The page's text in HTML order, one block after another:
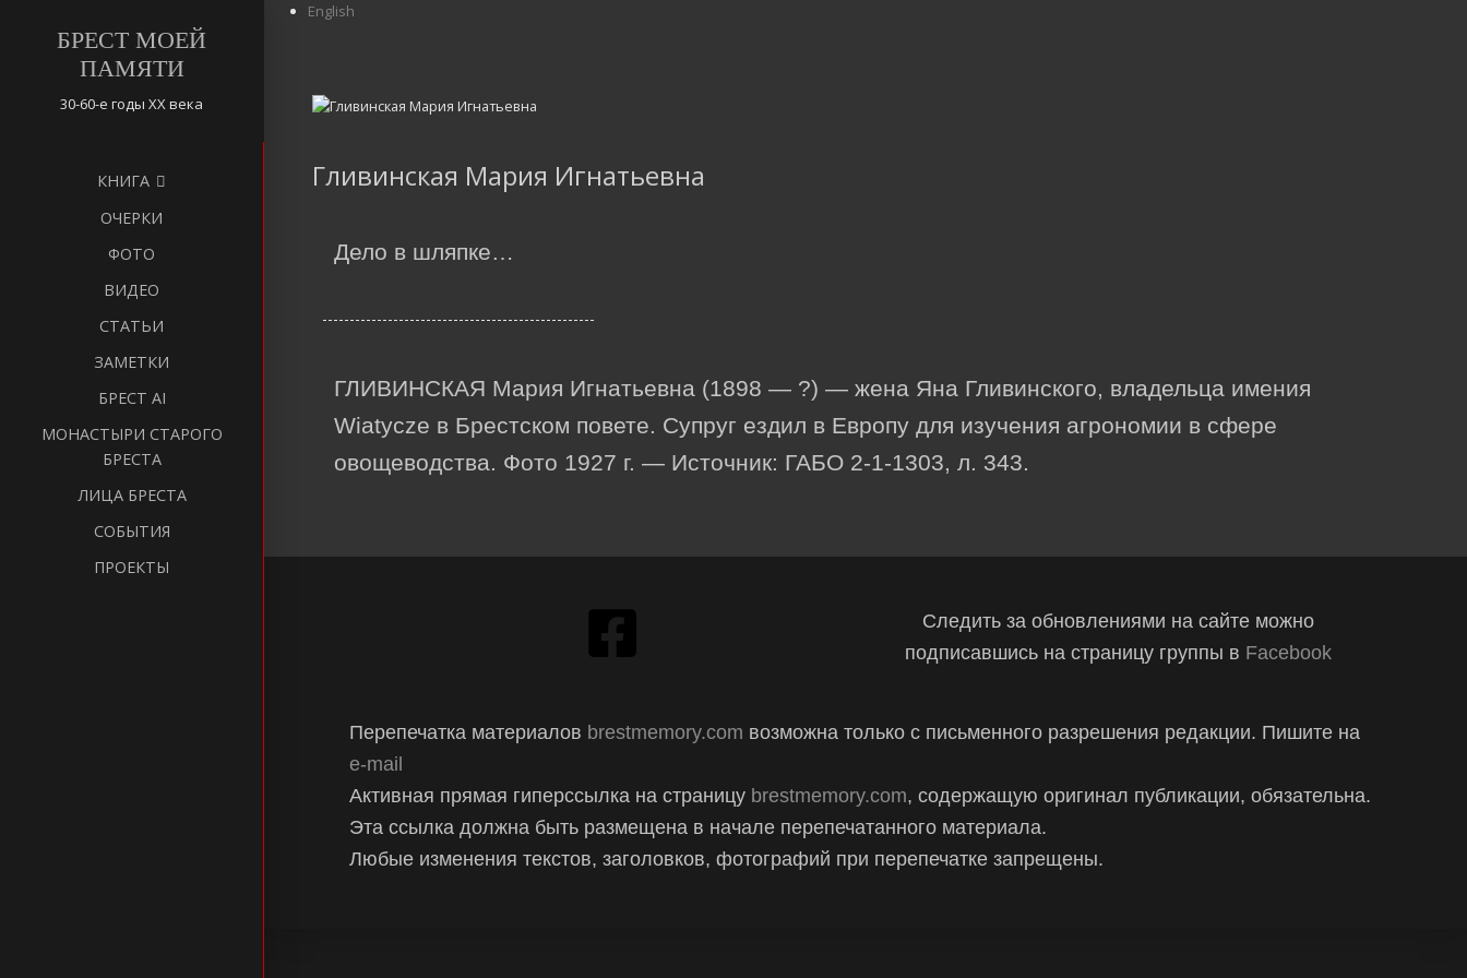
БРЕСТ МОЕЙ
ПАМЯТИ
30-60-е годы ХХ века
КНИГА
ОЧЕРКИ
ФОТО
ВИДЕО
СТАТЬИ
ЗАМЕТКИ
БРЕСТ AI
МОНАСТЫРИ СТАРОГО
БРЕСТА
ЛИЦА БРЕСТА
СОБЫТИЯ
ПРОЕКТЫ
English
Гливинская Мария Игнатьевна
Дело в шляпке…
ГЛИВИНСКАЯ Мария Игнатьевна (1898 — ?) — жена Яна Гливинского, владельца имения
Wiatycze в Брестском повете. Супруг ездил в Европу для изучения агрономии в сфере
овощеводства. Фото 1927 г. — Источник: ГАБО 2-1-1303, л. 343.
Следить за обновлениями на сайте можно
подписавшись на страницу группы в Facebook
Перепечатка материалов brestmemory.com возможна только с письменного разрешения редакции. Пишите на
e-mail
Активная прямая гиперссылка на страницу brestmemory.com, содержащую оригинал публикации, обязательна.
Эта ссылка должна быть размещена в начале перепечатанного материала.
Любые изменения текстов, заголовков, фотографий при перепечатке запрещены.